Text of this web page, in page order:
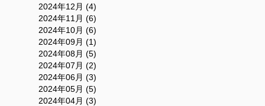
2024年12月 (4)
2024年11月 (6)
2024年10月 (6)
2024年09月 (1)
2024年08月 (5)
2024年07月 (2)
2024年06月 (3)
2024年05月 (5)
2024年04月 (3)